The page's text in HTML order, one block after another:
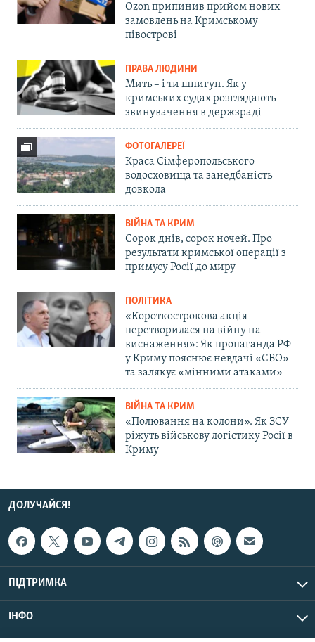
Ozon припинив прийом нових
замовлень на Кримському
півострові
ПРАВА ЛЮДИНИ
Мить – і ти шпигун. Як у
кримських судах розглядають
звинувачення в держзраді
ФОТОГАЛЕРЕЇ
Краса Сімферопольського
водосховища та занедбаність
довкола
ВІЙНА ТА КРИМ
Сорок днів, сорок ночей. Про
результати кримської операції з
примусу Росії до миру
ПОЛІТИКА
«Короткострокова акція
перетворилася на війну на
виснаження»: Як пропаганда РФ
у Криму пояснює невдачі «СВО»
та залякує «мінними атаками»
ВІЙНА ТА КРИМ
«Полювання на колони». Як ЗСУ
ріжуть військову логістику Росії в
Криму
ДОЛУЧАЙСЯ!
ПІДТРИМКА
ІНФО